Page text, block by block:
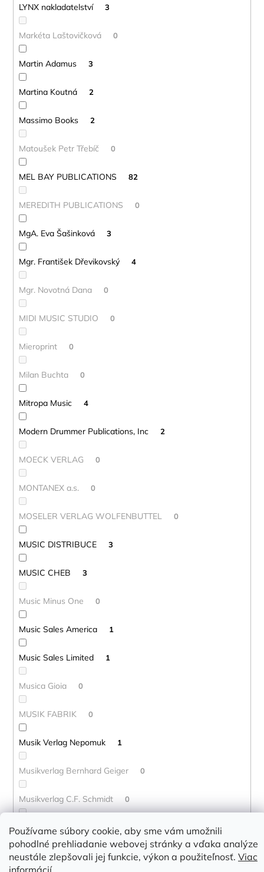
Používame súbory cookie, aby sme vám umožnili
pohodlné prehliadanie webovej stránky a vďaka analýze
neustále zlepšovali jej funkcie, výkon a použiteľnosť. Viac
informácií
LYNX nakladatelství 3
Markéta Laštovičková 0
Martin Adamus 3
Martina Koutná 2
Massimo Books 2
Matoušek Petr Třebíč 0
MEL BAY PUBLICATIONS 82
MEREDITH PUBLICATIONS 0
MgA. Eva Šašinková 3
Mgr. František Dřevikovský 4
Mgr. Novotná Dana 0
MIDI MUSIC STUDIO 0
Mieroprint 0
Milan Buchta 0
Mitropa Music 4
Modern Drummer Publications, Inc 2
MOECK VERLAG 0
MONTANEX a.s. 0
MOSELER VERLAG WOLFENBUTTEL 0
MUSIC DISTRIBUCE 3
MUSIC CHEB 3
Music Minus One 0
Music Sales America 1
Music Sales Limited 1
Musica Gioia 0
MUSIK FABRIK 0
Musik Verlag Nepomuk 1
Musikverlag Bernhard Geiger 0
Musikverlag C.F. Schmidt 0
Musikverlag Cranz GmbH 0
Musikverlag Harald Burger 0